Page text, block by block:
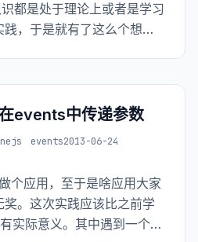
都是处于理论上或者是学习
，于是就有了这么个想
events中传递参数
events2013-06-24
个应用，至于是啥应用大家
。这次实践应该比之前学
实际意义。其中遇到一个问